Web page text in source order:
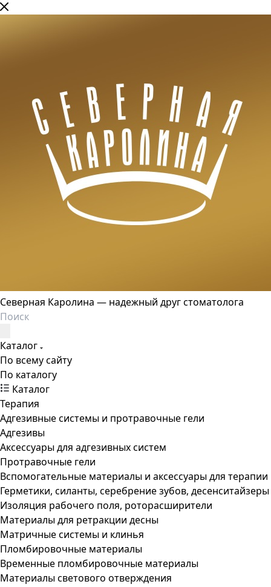
Северная Каролина — надежный друг стоматолога
Каталог
По всему сайту
По каталогу
Каталог
Терапия
Адгезивные системы и протравочные гели
Адгезивы
Аксессуары для адгезивных систем
Протравочные гели
Вспомогательные материалы и аксессуары для терапии
Герметики, силанты, серебрение зубов, десенситайзеры
Изоляция рабочего поля, роторасширители
Материалы для ретракции десны
Матричные системы и клинья
Пломбировочные материалы
Временные пломбировочные материалы
Материалы светового отверждения